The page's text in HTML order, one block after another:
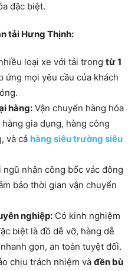
đặc biệt.
tải Hưng Thịnh:
loại xe với tải trọng từ 1
ứng mọi yêu cầu của khách
hàng: Vận chuyển hàng hóa
gia dụng, hàng công
và cả hàng siêu trường siêu
nhân công bốc vác đông
bảo thời gian vận chuyển
nghiệp: Có kinh nghiệm
biệt là đồ dễ vỡ, hàng dễ
gọn, an toàn tuyệt đối.
chịu trách nhiệm và đền bù